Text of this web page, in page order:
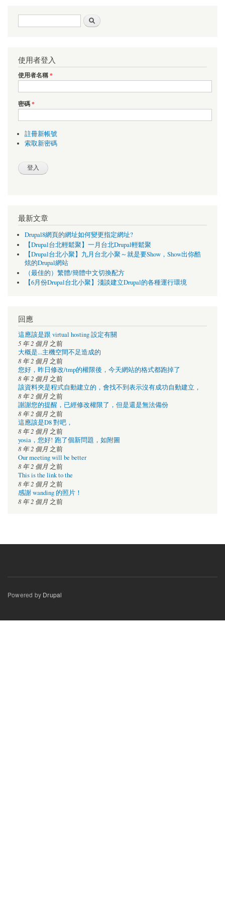
搜尋表單
使用者登入
使用者名稱*
密碼*
註冊新帳號
索取新密碼
最新文章
Drupal8網頁的網址如何變更指定網址?
【Drupal台北輕鬆聚】一月台北Drupal輕鬆聚
【Drupal台北小聚】九月台北小聚～就是要Show，Show出你酷
炫的Drupal網站
（最佳的）繁體/簡體中文切換配方
【6月份Drupal台北小聚】淺談建立Drupal的各種運行環境
回應
這應該是跟 virtual hosting 設定有關
5 年 2 個月 之前
大概是...主機空間不足造成的
8 年 2 個月 之前
您好，昨日修改/tmp的權限後，今天網站的格式都跑掉了
8 年 2 個月 之前
該資料夾是程式自動建立的，會找不到表示沒有成功自動建立，
8 年 2 個月 之前
謝謝您的提醒，已經修改權限了，但是還是無法備份
8 年 2 個月 之前
這應該是D8 對吧，
8 年 2 個月 之前
yosia，您好! 跑了個新問題，如附圖
8 年 2 個月 之前
Our meeting will be better
8 年 2 個月 之前
This is the link to the
8 年 2 個月 之前
感謝 wanding 的照片！
8 年 2 個月 之前
Powered by Drupal